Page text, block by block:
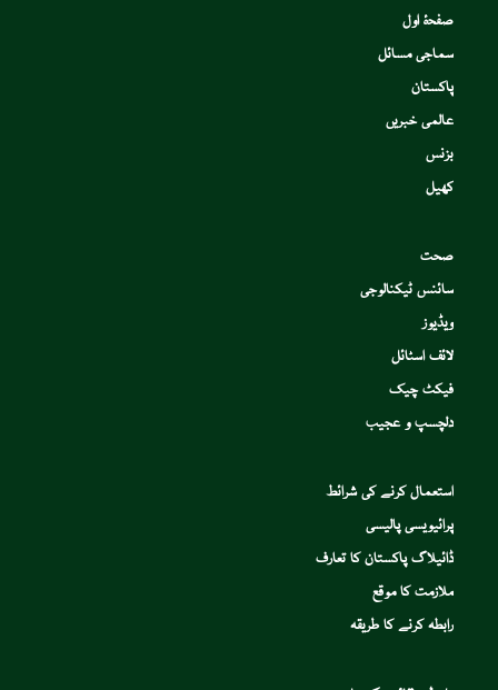
صفحۂ اول
سماجی مسائل
پاکستان
عالمی خبریں
بزنس
کھیل
صحت
سائنس ٹیکنالوجی
ویڈیوز
لائف اسٹائل
فیکٹ چیک
دلچسپ و عجیب
استعمال کرنے کی شرائط
پرائیویسی پالیسی
ڈائیلاگ پاکستان کا تعارف
ملازمت کا موقع
رابطہ کرنے کا طریقہ